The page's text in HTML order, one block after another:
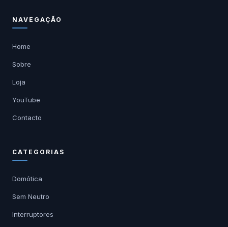
NAVEGAÇÃO
Home
Sobre
Loja
YouTube
Contacto
CATEGORIAS
Domótica
Sem Neutro
Interruptores